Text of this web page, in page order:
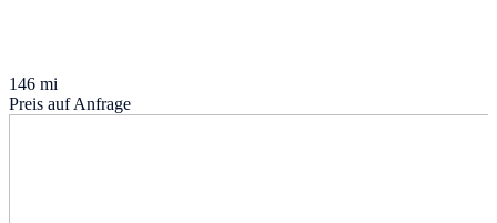
146 mi
Preis auf Anfrage